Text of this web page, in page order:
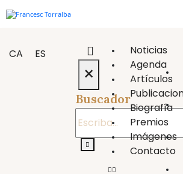
CA ES
×
Buscador
Noticias
Agenda
Artículos
Biografía
Premios
Imágenes
Contacto